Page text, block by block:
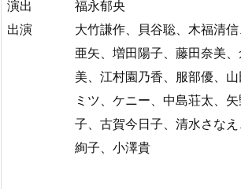
演出
福永郁央
出演
大竹謙作、貝谷聡、木福清
亜矢、増田陽子、藤田奈美
美、江村園乃香、服部優、
ミツ、ケニー、中島荘太、
子、古賀今日子、清水さな
絢子、小澤貴